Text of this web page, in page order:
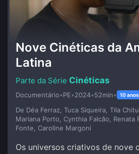
Nove Cinéticas da
Latina
Cinéticas
Documentário•PE•2024•52min• 10 anos
De Déa Ferraz, Tuca Siqueira, Tila
Mariana Porto, Cynthia Falcão, Renata
Fonte, Caroline Margoni
Os universos criativos de nove